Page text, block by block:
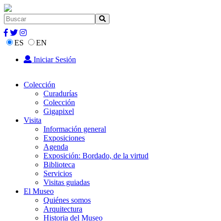
ES
EN
Iniciar Sesión
Colección
Curadurías
Colección
Gigapixel
Visita
Información general
Exposiciones
Agenda
Exposición: Bordado, de la virtud
Biblioteca
Servicios
Visitas guiadas
El Museo
Quiénes somos
Arquitectura
Historia del Museo